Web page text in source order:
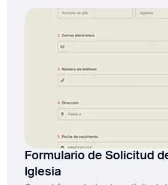
Formulario de Solicitud
Iglesia